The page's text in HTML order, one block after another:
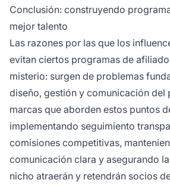
Conclusión: construyendo
mejor talento
Las razones por las que los
evitan ciertos programas de
misterio: surgen de problemas
diseño, gestión y comunicación del
marcas que aborden estos puntos
implementando seguimiento
comisiones competitivas,
comunicación clara y asegurando
nicho atraerán y retendrán socios